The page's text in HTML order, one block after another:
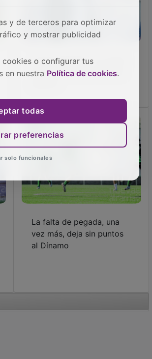
Juanvi Peinado: "Lo único
que nos vale son los tres
La falta de pegada, una
vez más, deja sin puntos
al Dínamo
y de terceros para optimizar
y mostrar publicidad
cookies o configurar tus
en nuestra Política de cookies.
todas
preferencias
solo funcionales